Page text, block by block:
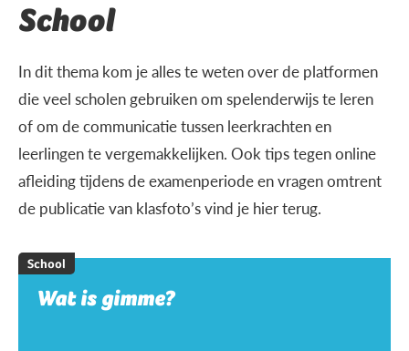
School
In dit thema kom je alles te weten over de platformen
die veel scholen gebruiken om spelenderwijs te leren
of om de communicatie tussen leerkrachten en
leerlingen te vergemakkelijken. Ook tips tegen online
afleiding tijdens de examenperiode en vragen omtrent
de publicatie van klasfoto’s vind je hier terug.
School
Wat is gimme?